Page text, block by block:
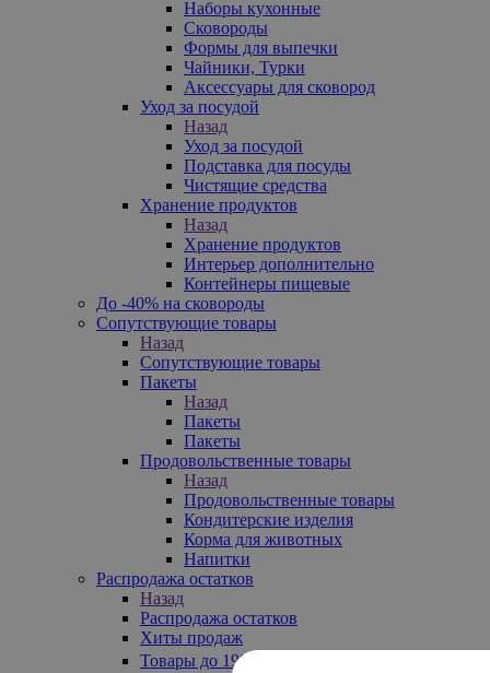
Наборы кухонные
Сковороды
Формы для выпечки
Чайники, Турки
Аксессуары для сковород
Уход за посудой
Назад
Уход за посудой
Подставка для посуды
Чистящие средства
Хранение продуктов
Назад
Хранение продуктов
Интерьер дополнительно
Контейнеры пищевые
До -40% на сковороды
Сопутствующие товары
Назад
Сопутствующие товары
Пакеты
Назад
Пакеты
Пакеты
Продовольственные товары
Назад
Продовольственные товары
Кондитерские изделия
Корма для животных
Напитки
Распродажа остатков
Назад
Распродажа остатков
Хиты продаж
Товары до 199₽